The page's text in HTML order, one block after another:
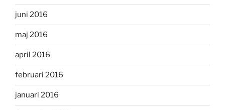
juni 2016
maj 2016
april 2016
februari 2016
januari 2016